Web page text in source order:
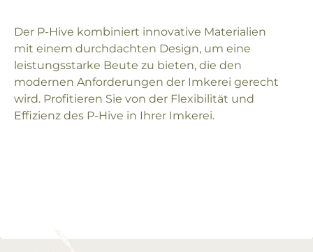
Der P-Hive kombiniert innovative Materialien
mit einem durchdachten Design, um eine
leistungsstarke Beute zu bieten, die den
modernen Anforderungen der Imkerei gerecht
wird. Profitieren Sie von der Flexibilität und
Effizienz des P-Hive in Ihrer Imkerei.